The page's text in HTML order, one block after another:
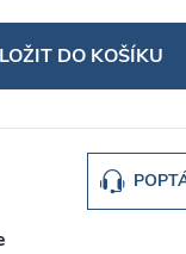
DO KOŠÍKU